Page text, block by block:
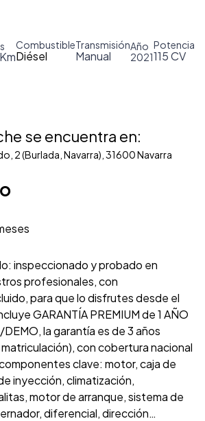
Combustible
Diésel
Transmisión
Manual
Año
2021
Potencia
115 CV
se encuentra en:
2 (Burlada, Navarra), 31600 Navarra
inspeccionado y probado en
profesionales, con
para que lo disfrutes desde el
GARANTÍA PREMIUM de 1 AÑO
la garantía es de 3 años
con cobertura nacional
clave: motor, caja de
inyección, climatización,
motor de arranque, sistema de
diferencial, dirección…